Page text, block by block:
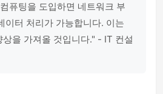
퓨팅을 도입하면 네트워크 부
이터 처리가 가능합니다. 이는
을 가져올 것입니다." - IT 컨설